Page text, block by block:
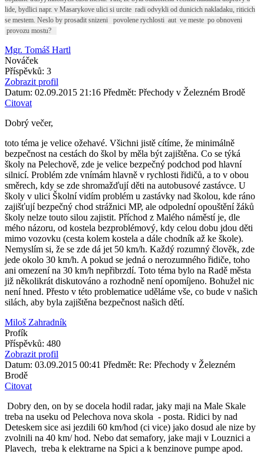
lide, bydlici napr. v Masarykove ulici si urcite radi odvykli od dunicich nakladaku, riticich
se mestem. Neslo by prosadit snizeni povolene rychlosti aut ve meste po obnoveni
provozu mostu?
Mgr. Tomáš Hartl
Nováček
Příspěvků: 3
Zobrazit profil
Datum: 02.09.2015 21:16 Předmět: Přechody v Železném Brodě
Citovat
Dobrý večer,
toto téma je velice ožehavé. Všichni jistě cítíme, že minimálně
bezpečnost na cestách do škol by měla být zajištěna. Co se týká
školy na Pelechově, zde je velice bezpečný podchod pod hlavní
silnicí. Problém zde vnímám hlavně v rychlosti řidičů, a to v obou
směrech, kdy se zde shromažďují děti na autobusové zastávce. U
školy v ulici Školní vidím problém u zastávky nad školou, kde ráno
zajišťují bezpečný chod strážnici MP, ale odpolední opouštění žáků
školy nelze touto silou zajistit. Příchod z Malého náměstí je, dle
mého názoru, od kostela bezproblémový, kdy celou dobu jdou děti
mimo vozovku (cesta kolem kostela a dále chodník až ke škole).
Nemyslím si, že se zde dá jet 50 km/h. Každý rozumný člověk, zde
jede okolo 30 km/h. A pokud se jedná o nerozumného řidiče, toho
ani omezení na 30 km/h nepřibrzdí. Toto téma bylo na Radě města
již několikrát diskutováno a rozhodně není opomíjeno. Bohužel nic
není hned. Přesto v této problematice uděláme vše, co bude v našich
silách, aby byla zajištěna bezpečnost našich dětí.
Miloš Zahradník
Profík
Příspěvků: 480
Zobrazit profil
Datum: 03.09.2015 00:41 Předmět: Re: Přechody v Železném
Brodě
Citovat
Dobry den, on by se docela hodil radar, jaky maji na Male Skale
treba na useku od Pelechova nova skola - posta. Ridici by nad
Deteskem sice asi jezdili 60 km/hod (ci vice) jako dosud ale nize by
zvolnili na 40 km/ hod. Nebo dat semafory, jake maji v Louznici a
Plavech, treba k elektrarne na Spici a k benzinove pumpe apod.